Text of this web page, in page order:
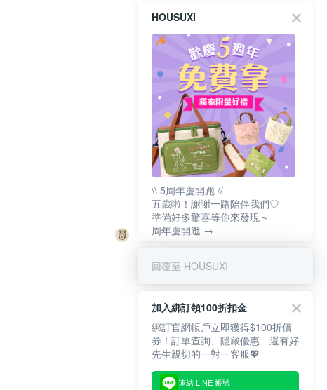
HOUSUXI
\\ 5周年慶開跑 //
五歲啦！謝謝一路陪伴我們♡
準備好多驚喜等你來發現～
周年慶開逛 →
回覆至 HOUSUXI
加入綁訂領100折扣金
綁訂官網帳戶立即獲得$100折價
券！訂單查詢、隱藏優惠、還有好
先生親切的一對一客服💖
連結 LINE 帳號